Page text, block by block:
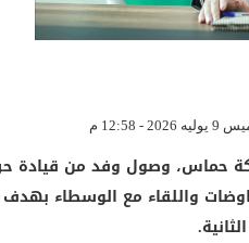
حماس، وصول وفد من قيادة
واللقاء مع الوسطاء